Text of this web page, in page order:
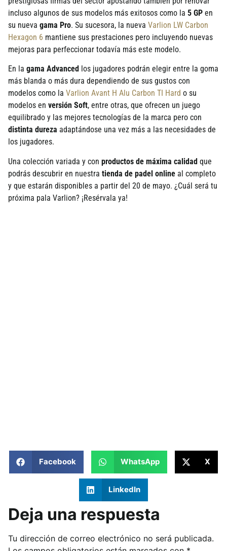
incluso algunos de sus modelos más exitosos como la 5 GP en
su nueva gama Pro. Su sucesora, la nueva Varlion LW Carbon
Hexagon 6 mantiene sus prestaciones pero incluyendo nuevas
mejoras para perfeccionar todaví­a más este modelo.
En la gama Advanced los jugadores podrán elegir entre la goma
más blanda o más dura dependiendo de sus gustos con
modelos como la Varlion Avant H Alu Carbon TI Hard o su
modelos en versión Soft, entre otras, que ofrecen un juego
equilibrado y las mejores tecnologí­as de la marca pero con
distinta dureza adaptándose una vez más a las necesidades de
los jugadores.
Una colección variada y con productos de máxima calidad que
podrás descubrir en nuestra tienda de padel online al completo
y que estarán disponibles a partir del 20 de mayo. ¿Cuál será tu
próxima pala Varlion? ¡Resérvala ya!
Facebook WhatsApp X
LinkedIn
Deja una respuesta
Tu dirección de correo electrónico no será publicada.